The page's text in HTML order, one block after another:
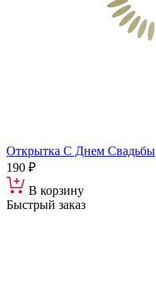
Открытка С Днем Свадьбы
190 ₽
В корзину
Быстрый заказ